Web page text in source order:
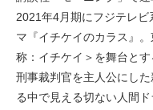
2021年4月期にフジテレ
マ『イチケイのカラス』
称：イチケイ＞を舞台と
刑事裁判官を主人公にし
る中で見える切ない人間